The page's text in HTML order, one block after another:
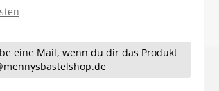
eine Mail, wenn du dir das Produkt